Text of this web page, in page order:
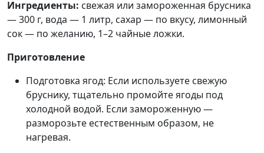
Ингредиенты: свежая или замороженная брусника
— 300 г, вода — 1 литр, сахар — по вкусу, лимонный
сок — по желанию, 1–2 чайные ложки.
Приготовление
Подготовка ягод: Если используете свежую
бруснику, тщательно промойте ягоды под
холодной водой. Если замороженную —
разморозьте естественным образом, не
нагревая.